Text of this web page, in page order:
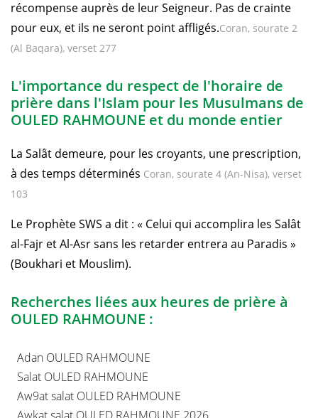
récompense auprès de leur Seigneur. Pas de crainte
pour eux, et ils ne seront point affligés.Coran, sourate 2
(Al Baqara), verset 277
L'importance du respect de l'horaire de
prière dans l'Islam pour les Musulmans de
OULED RAHMOUNE et du monde entier
La Salât demeure, pour les croyants, une prescription,
à des temps déterminés Coran, sourate 4 (An-Nisa), verset
103
Le Prophète SWS a dit : « Celui qui accomplira les Salât
al-Fajr et Al-Asr sans les retarder entrera au Paradis »
(Boukhari et Mouslim).
Recherches liées aux heures de prière à
OULED RAHMOUNE :
Adan OULED RAHMOUNE
Salat OULED RAHMOUNE
Aw9at salat OULED RAHMOUNE